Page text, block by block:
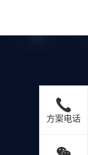
方案电话